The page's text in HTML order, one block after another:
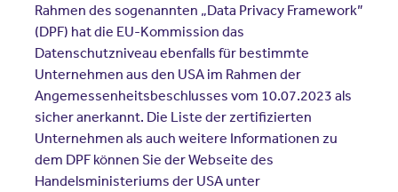
Rahmen des sogenannten „Data Privacy Framework”
(DPF) hat die EU-Kommission das
Datenschutzniveau ebenfalls für bestimmte
Unternehmen aus den USA im Rahmen der
Angemessenheitsbeschlusses vom 10.07.2023 als
sicher anerkannt. Die Liste der zertifizierten
Unternehmen als auch weitere Informationen zu
dem DPF können Sie der Webseite des
Handelsministeriums der USA unter